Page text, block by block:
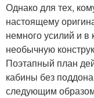
Однако для тех,
настоящему
немного усилий и в
необычную
Поэтапный план
кабины без
следующим